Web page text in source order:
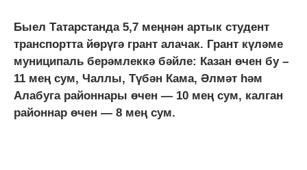
Быел Татарстанда 5,7 меңнән артык студент
транспортта йөрүгә грант алачак. Грант күләме
муниципаль берәмлеккә бәйле: Казан өчен бу –
11 мең сум, Чаллы, Түбән Кама, Әлмәт һәм
Алабуга районнары өчен — 10 мең сум, калган
районнар өчен — 8 мең сум.